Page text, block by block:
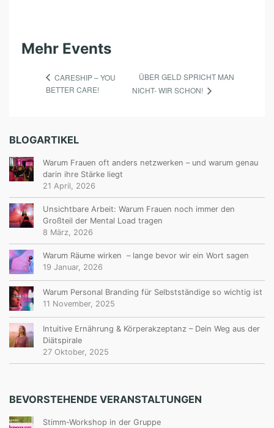
Mehr Events
CARESHIP – YOU
BETTER CARE!
ÜBER GELD SPRICHT MAN
NICHT- WIR SCHON!
BLOGARTIKEL
Warum Frauen oft anders netzwerken – und warum genau
darin ihre Stärke liegt
21 April, 2026
Unsichtbare Arbeit: Warum Frauen noch immer den
Großteil der Mental Load tragen
8 März, 2026
Warum Räume wirken – lange bevor wir ein Wort sagen
19 Januar, 2026
Warum Personal Branding für Selbstständige so wichtig ist
11 November, 2025
Intuitive Ernährung & Körperakzeptanz – Dein Weg aus der
Diätspirale
27 Oktober, 2025
BEVORSTEHENDE VERANSTALTUNGEN
Stimm-Workshop in der Gruppe